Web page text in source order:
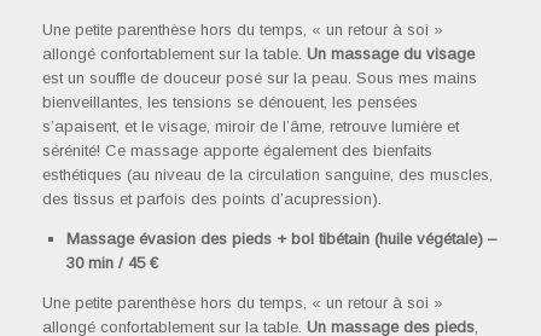
Une petite parenthèse hors du temps, « un retour à soi »
allongé confortablement sur la table. Un massage du visage
est un souffle de douceur posé sur la peau. Sous mes mains
bienveillantes, les tensions se dénouent, les pensées
s’apaisent, et le visage, miroir de l’âme, retrouve lumière et
sérénité! Ce massage apporte également des bienfaits
esthétiques (au niveau de la circulation sanguine, des muscles,
des tissus et parfois des points d’acupression).
Massage évasion des pieds + bol tibétain (huile végétale) –
30 min / 45 €
Une petite parenthèse hors du temps, « un retour à soi »
allongé confortablement sur la table. Un massage des pieds